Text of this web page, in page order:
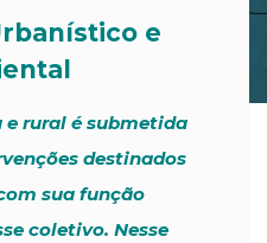
e
e rural é submetida
destinados
sua função
coletivo. Nesse